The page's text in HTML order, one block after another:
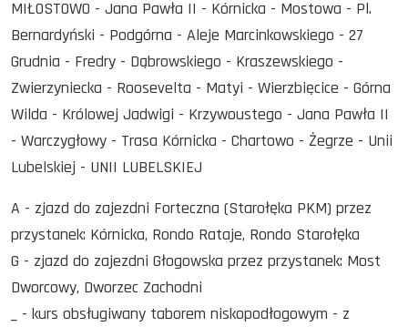
MIŁOSTOWO - Jana Pawła II - Kórnicka - Mostowa - Pl.
Bernardyński - Podgórna - Aleje Marcinkowskiego - 27
Grudnia - Fredry - Dąbrowskiego - Kraszewskiego -
Zwierzyniecka - Roosevelta - Matyi - Wierzbięcice - Górna
Wilda - Królowej Jadwigi - Krzywoustego - Jana Pawła II
- Warczygłowy - Trasa Kórnicka - Chartowo - Żegrze - Unii
Lubelskiej - UNII LUBELSKIEJ
A - zjazd do zajezdni Forteczna (Starołęka PKM) przez
przystanek: Kórnicka, Rondo Rataje, Rondo Starołęka
G - zjazd do zajezdni Głogowska przez przystanek: Most
Dworcowy, Dworzec Zachodni
_ - kurs obsługiwany taborem niskopodłogowym - z